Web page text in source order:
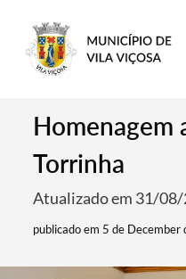
Homenagem
Torrinha
Atualizado em 31/
publicado em 5 de December